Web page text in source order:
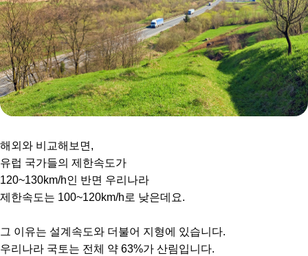
해외와 비교해보면,
유럽 국가들의 제한속도가
120~130km/h인 반면 우리나라
제한속도는 100~120km/h로 낮은데요.
그 이유는 설계속도와 더불어 지형에 있습니다.
우리나라 국토는 전체 약 63%가 산림입니다.